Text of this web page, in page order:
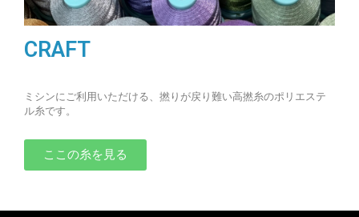
CRAFT
ミシンにご利用いただける、撚りが戻り難い高撚糸のポリエステ
ル糸です。
ここの糸を見る